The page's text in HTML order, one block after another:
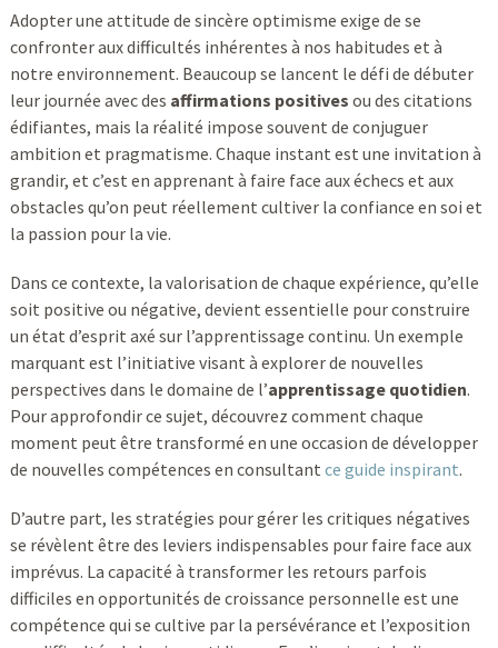
Adopter une attitude de sincère optimisme exige de se
confronter aux difficultés inhérentes à nos habitudes et à
notre environnement. Beaucoup se lancent le défi de débuter
leur journée avec des affirmations positives ou des citations
édifiantes, mais la réalité impose souvent de conjuguer
ambition et pragmatisme. Chaque instant est une invitation à
grandir, et c’est en apprenant à faire face aux échecs et aux
obstacles qu’on peut réellement cultiver la confiance en soi et
la passion pour la vie.
Dans ce contexte, la valorisation de chaque expérience, qu’elle
soit positive ou négative, devient essentielle pour construire
un état d’esprit axé sur l’apprentissage continu. Un exemple
marquant est l’initiative visant à explorer de nouvelles
perspectives dans le domaine de l’apprentissage quotidien.
Pour approfondir ce sujet, découvrez comment chaque
moment peut être transformé en une occasion de développer
de nouvelles compétences en consultant ce guide inspirant.
D’autre part, les stratégies pour gérer les critiques négatives
se révèlent être des leviers indispensables pour faire face aux
imprévus. La capacité à transformer les retours parfois
difficiles en opportunités de croissance personnelle est une
compétence qui se cultive par la persévérance et l’exposition